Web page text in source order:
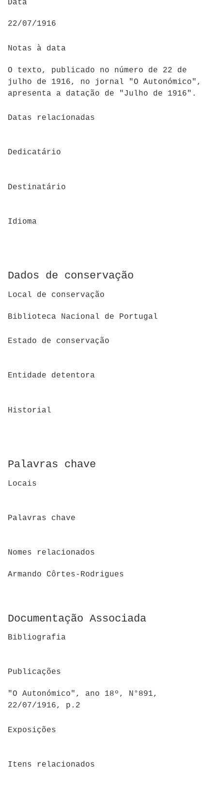
Data
22/07/1916
Notas à data
O texto, publicado no número de 22 de
julho de 1916, no jornal "O Autonómico",
apresenta a datação de "Julho de 1916".
Datas relacionadas
Dedicatário
Destinatário
Idioma
Dados de conservação
Local de conservação
Biblioteca Nacional de Portugal
Estado de conservação
Entidade detentora
Historial
Palavras chave
Locais
Palavras chave
Nomes relacionados
Armando Côrtes-Rodrigues
Documentação Associada
Bibliografia
Publicações
"O Autonómico", ano 18º, N°891,
22/07/1916, p.2
Exposições
Itens relacionados